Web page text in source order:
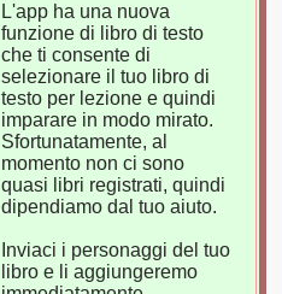
L'app ha una nuova
funzione di libro di testo
che ti consente di
selezionare il tuo libro di
testo per lezione e quindi
imparare in modo mirato.
Sfortunatamente, al
momento non ci sono
quasi libri registrati, quindi
dipendiamo dal tuo aiuto.
Inviaci i personaggi del tuo
libro e li aggiungeremo